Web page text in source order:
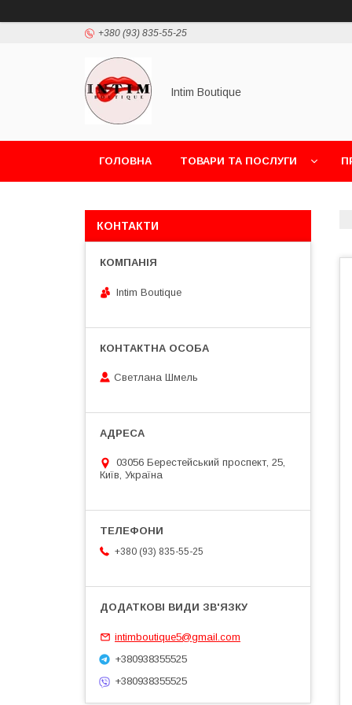
+380 (93) 835-55-25
Intim Boutique
ГОЛОВНА ТОВАРИ ТА ПОСЛУГИ
КОНТАКТИ
Intim Boutique
Светлана Шмель
03056 Берестейський проспект, 25,
Київ, Україна
+380 (93) 835-55-25
intimboutique5@gmail.com
+380938355525
+380938355525